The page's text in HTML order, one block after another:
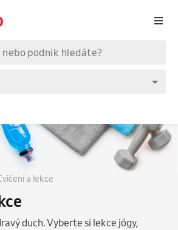
a lekce
duch. Vyberte si lekce jógy,